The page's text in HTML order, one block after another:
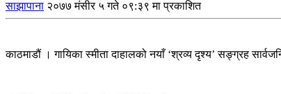
साझापाना २०७७ मंसीर ५ गते ०९:३९ मा प्रकाशित
काठमाडौं । गायिका स्मीता दाहालको नयाँ ‘श्रव्य दृश्य’ सङ्ग्रह